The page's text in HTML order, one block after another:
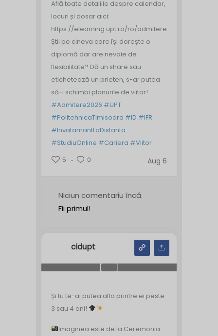
Află toate detaliile despre calendar,
locuri și dosar aici:
https://elearning.upt.ro/ro/admitere/
Știi pe cineva care își dorește o
diplomă dar are nevoie de
flexibilitate? Dă un share sau
etichetează un prieten, s-ar putea
să-i schimbi planurile de viitor!
#Admitere2026 #UPT
#PolitehnicaTimisoara #ID #IFR
#InvatamantLaDistanta
#StudiuOnline #Cariera #Viitor
5
0 Aug 6
Niciun comentariu încă.
Fii primul!
cidupt
Și tu te-ai putea afla printre ei peste
3 sau 4 ani!
Imaginea este de la Ceremonia